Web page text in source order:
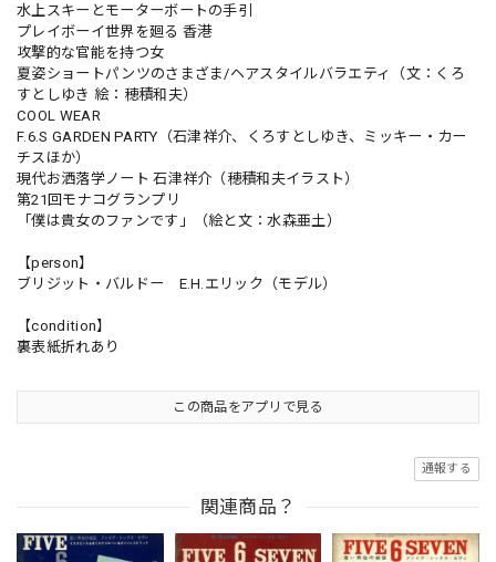
水上スキーとモーターボートの手引
プレイボーイ世界を廻る 香港
攻撃的な官能を持つ女
夏姿ショートパンツのさまざま/ヘアスタイルバラエティ（文：くろ
すとしゆき 絵：穂積和夫）
COOL WEAR
F.6.S GARDEN PARTY（石津祥介、くろすとしゆき、ミッキー・カー
チスほか）
現代お洒落学ノート 石津祥介（穂積和夫イラスト）
第21回モナコグランプリ
「僕は貴女のファンです」（絵と文：水森亜土）
【person】
ブリジット・バルドー E.H.エリック（モデル）
【condition】
裏表紙折れあり
この商品をアプリで見る
通報する
関連商品？